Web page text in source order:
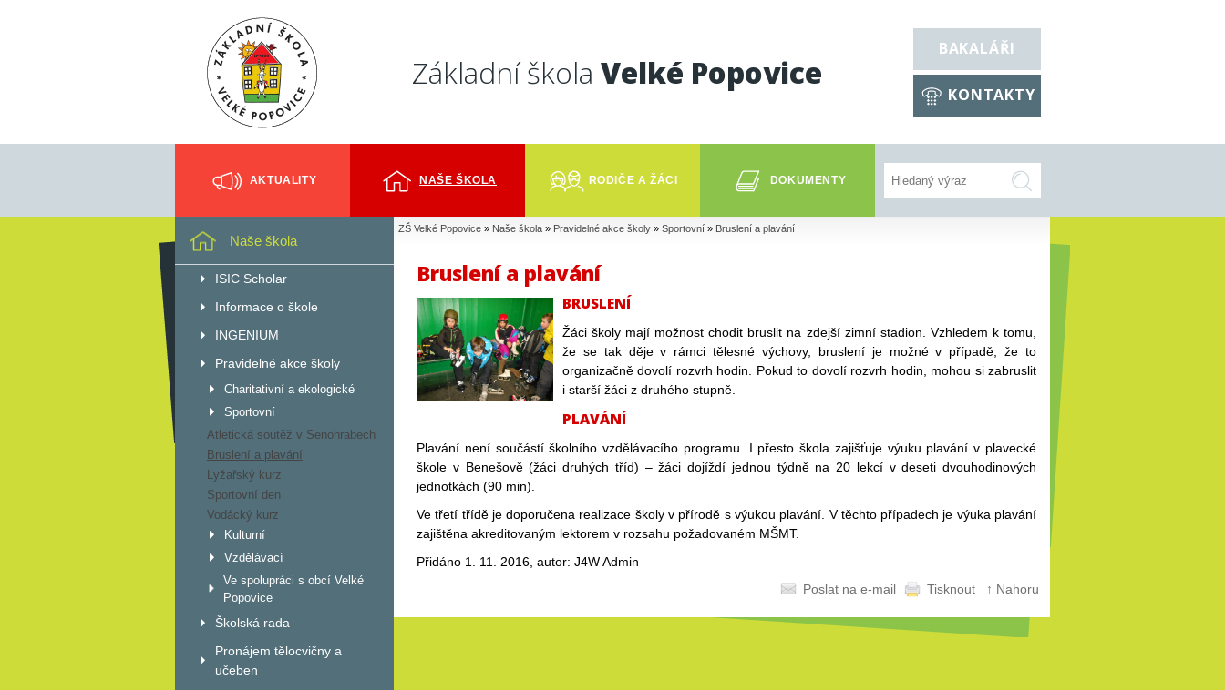
Základní škola Velké Popovice
BAKALÁŘI
KONTAKTY
AKTUALITY NAŠE ŠKOLA RODIČE A ŽÁCI DOKUMENTY
ZŠ Velké Popovice » Naše škola » Pravidelné akce školy » Sportovní » Bruslení a plavání
Bruslení a plavání
BRUSLENÍ
Žáci školy mají možnost chodit bruslit na zdejší zimní stadion. Vzhledem k tomu,
že se tak děje v rámci tělesné výchovy, bruslení je možné v případě, že to
organizačně dovolí rozvrh hodin. Pokud to dovolí rozvrh hodin, mohou si zabruslit
i starší žáci z druhého stupně.
PLAVÁNÍ
Plavání není součástí školního vzdělávacího programu. I přesto škola zajišťuje výuku plavání v plavecké
škole v Benešově (žáci druhých tříd) – žáci dojíždí jednou týdně na 20 lekcí v deseti dvouhodinových
jednotkách (90 min).
Ve třetí třídě je doporučena realizace školy v přírodě s výukou plavání. V těchto případech je výuka plavání
zajištěna akreditovaným lektorem v rozsahu požadovaném MŠMT.
Přidáno 1. 11. 2016, autor: J4W Admin
Poslat na e-mail
Tisknout ↑ Nahoru
Naše škola
ISIC Scholar
Informace o škole
INGENIUM
Pravidelné akce školy
Charitativní a ekologické
Sportovní
Atletická soutěž v Senohrabech
Bruslení a plavání
Lyžařský kurz
Sportovní den
Vodácký kurz
Kulturní
Vzdělávací
Ve spolupráci s obcí Velké
Popovice
Školská rada
Pronájem tělocvičny a
učeben